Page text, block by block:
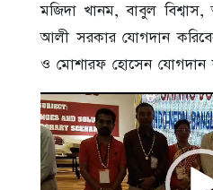
মজিদা খানম, বাবুল
আলী সরকার যোগদান
ও মোশারফ হোসেন যোগদান
Video
Player